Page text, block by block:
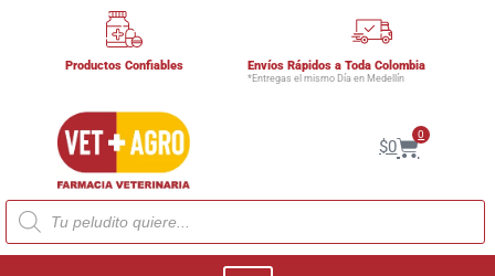
Productos Confiables Envíos Rápidos a Toda Colombia
*Entregas el mismo Día en Medellín
$0
0